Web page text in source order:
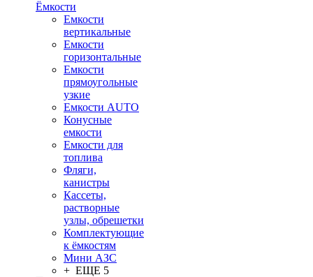
Ёмкости
Емкости
вертикальные
Емкости
горизонтальные
Емкости
прямоугольные
узкие
Емкости АUТО
Конусные
емкости
Емкости для
топлива
Фляги,
канистры
Кассеты,
растворные
узлы, обрешетки
Комплектующие
к ёмкостям
Мини АЗС
+ ЕЩЕ 5